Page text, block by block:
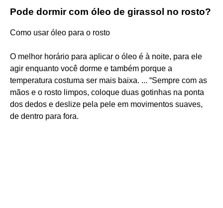
Pode dormir com óleo de girassol no rosto?
Como usar óleo para o rosto
O melhor horário para aplicar o óleo é à noite, para ele
agir enquanto você dorme e também porque a
temperatura costuma ser mais baixa. ... “Sempre com as
mãos e o rosto limpos, coloque duas gotinhas na ponta
dos dedos e deslize pela pele em movimentos suaves,
de dentro para fora.